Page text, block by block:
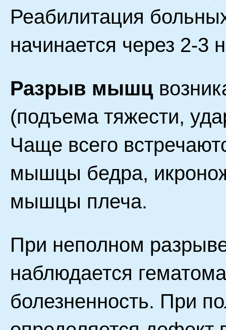
Реабилитация
начинается через 2-3
Разрыв мышц
(подъема тяжести,
Чаще всего
мышцы бедра,
мышцы плеча.
При неполном
наблюдается
болезненность. При